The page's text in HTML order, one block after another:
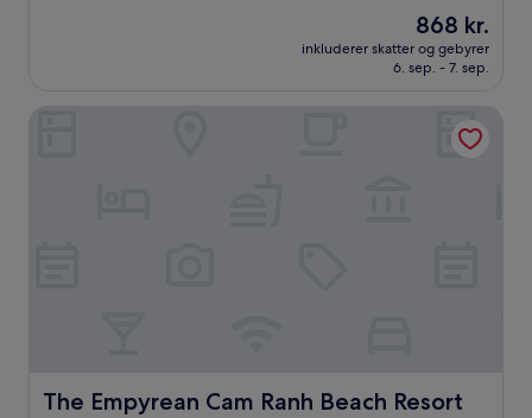
anmeldelser)
Prisen
er
868 kr.
868 kr.
inkluderer skatter og gebyrer
6. sep. - 7. sep.
The Empyrean Cam Ranh Beach Resort
The Empyrean Cam Ranh Beach Resort